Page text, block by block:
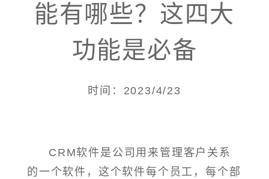
能有哪些？这四大
功能是必备
时间：2023/4/23
CRM软件是公司用来管理客户关系
的一个软件，这个软件每个员工，每个部